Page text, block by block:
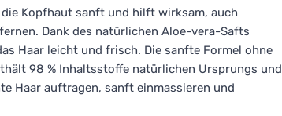
Kopfhaut sanft und hilft wirksam, auch
Dank des natürlichen Aloe-vera-Safts
Haar leicht und frisch. Die sanfte Formel ohne
98 % Inhaltsstoffe natürlichen Ursprungs und
Haar auftragen, sanft einmassieren und